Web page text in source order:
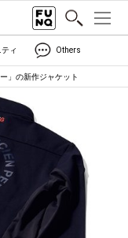
ィ Others
」の新作ジャケット